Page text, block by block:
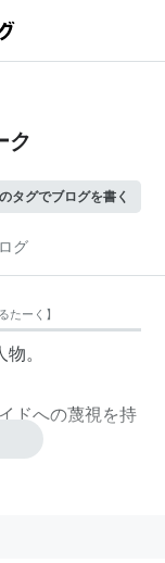
ク
タグでブログを書く
グ
たーく 】
。
ドへの蔑視を持